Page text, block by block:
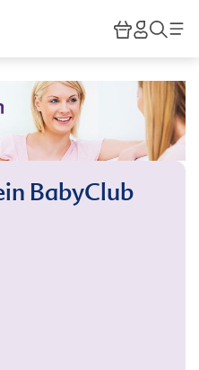
HiPP
BabyClub